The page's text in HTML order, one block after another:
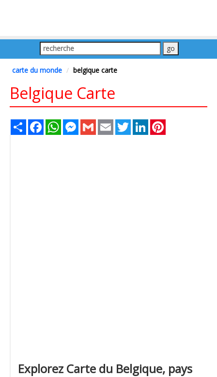
carte du monde belgique carte
Belgique Carte
Share FacebookWhatsAppMessenger
Gmail Email TwitterLinkedIn
Explorez Carte du Belgique, pays